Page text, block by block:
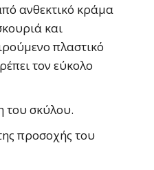
ανθεκτικό κράμα
και
πλαστικό
τον εύκολο
του σκύλου.
προσοχής του